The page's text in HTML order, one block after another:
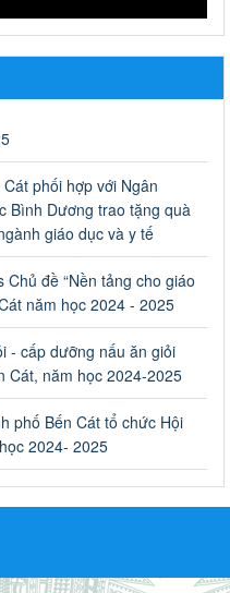
Phòng, chống ma túy
chống ma túy
sức đến trường" năm
học sinh nhận học bổng,
trường" năm học 2023-
hoạt động hưởng ứng
cao sức khỏe nhân dân
động hưởng ứng phong
khỏe nhân dân năm 2023
tăng cường công tác
phối hợp với Ngân
Bình Dương trao tặng quà
giáo dục và y tế
Chủ đề “Nền tảng cho giáo
năm học 2024 - 2025
- cấp dưỡng nấu ăn giỏi
Cát, năm học 2024-2025
phố Bến Cát tổ chức Hội
2024- 2025